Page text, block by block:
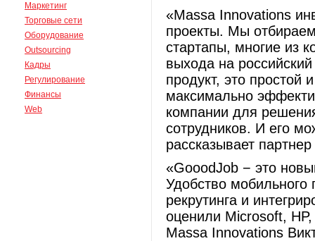
Маркетинг
Торговые сети
Оборудование
Outsourcing
Кадры
Регулирование
Финансы
Web
«Massa Innovations
проекты. Мы
стартапы, многие из
выхода на
продукт, это простой
максимально
компании для
сотрудников. И его
рассказывает
«GooodJob − это
Удобство мобильного
рекрутинга и
оценили Microsoft,
Massa Innovations